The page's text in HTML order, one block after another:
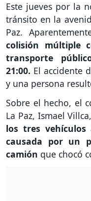
Este jueves por la
tránsito en la
Paz.
colisión múltiple
transporte
21:00. El accidente
y una persona
Sobre el hecho, el
La Paz, Ismael
los tres vehículos
causada por un
camión que chocó